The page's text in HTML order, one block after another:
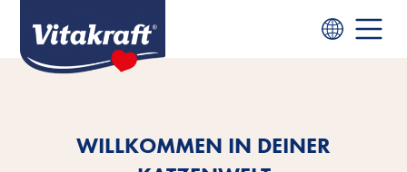
WILLKOMMEN IN DEINER